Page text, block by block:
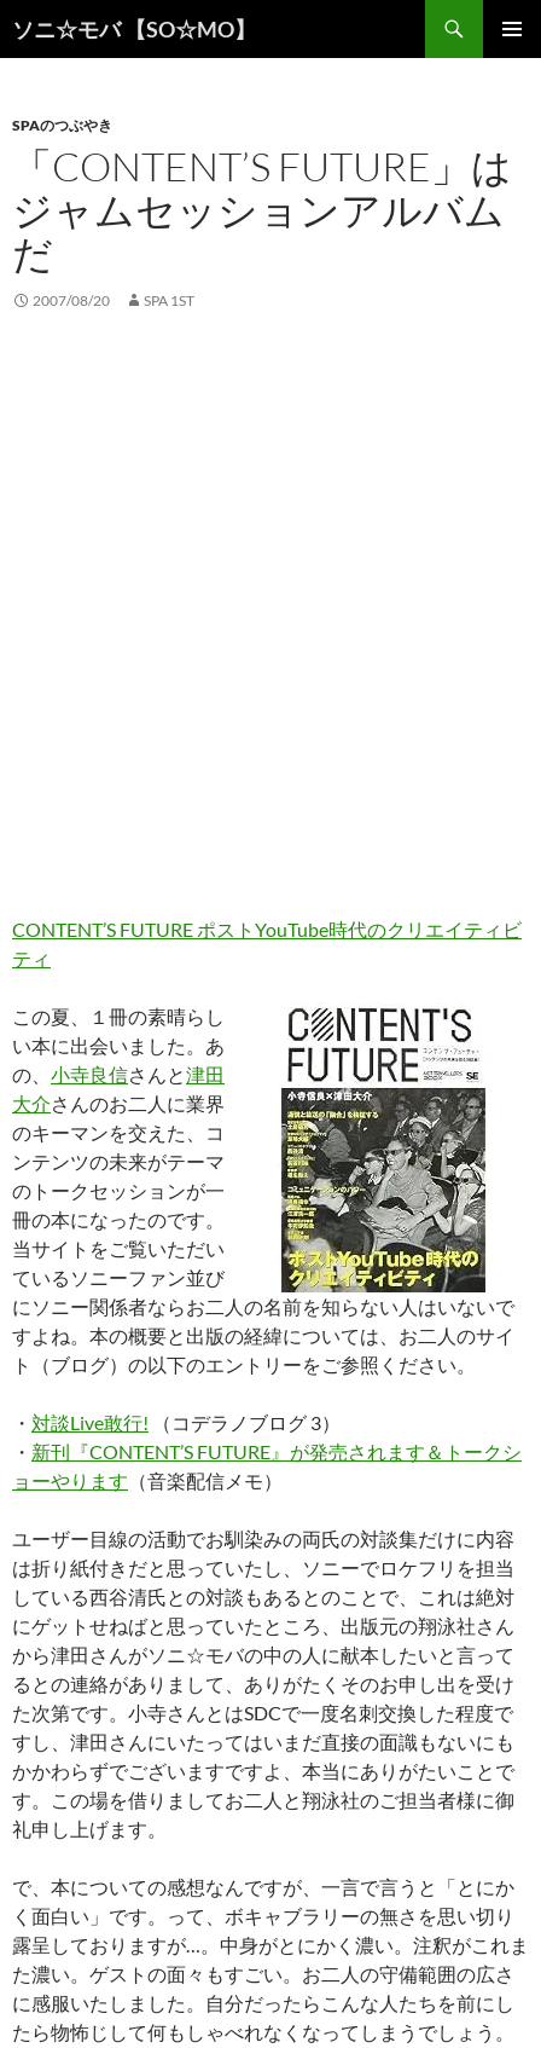
ソニ☆モバ 【SO☆MO】
索
ン
ス
キ
ッ
プ
SPAのつぶやき
「CONTENT’S FUTURE」は
ジャムセッションアルバム
だ
2007/08/20 SPA 1ST
CONTENT’S FUTURE ポストYouTube時代のクリエイティビ
ティ
この夏、１冊の素晴らし
い本に出会いました。あ
の、 小寺良信さんと津田
大介さんのお二人に業界
のキーマンを交えた、コ
ンテンツの未来がテーマ
のトークセッションが一
冊の本になったのです。
当サイトをご覧いただい
ているソニーファン並び
にソニー関係者ならお二人の名前を知らない人はいないで
すよね。本の概要と出版の経緯については、お二人のサイ
ト（ブログ）の以下のエントリーをご参照ください。
・ 対談Live敢行! （コデラノブログ 3）
・ 新刊『CONTENT’S FUTURE』が発売されます＆トークシ
ョーやります （音楽配信メモ）
ユーザー目線の活動でお馴染みの両氏の対談集だけに内容
は折り紙付きだと思っていたし、ソニーでロケフリを担当
している西谷清氏との対談もあるとのことで、これは絶対
にゲットせねばと思っていたところ、出版元の翔泳社さん
から津田さんがソニ☆モバの中の人に献本したいと言って
るとの連絡がありまして、ありがたくそのお申し出を受け
た次第です。小寺さんとはSDCで一度名刺交換した程度で
すし、津田さんにいたってはいまだ直接の面識もないにも
かかわらずでございますですよ、本当にありがたいことで
す。この場を借りましてお二人と翔泳社のご担当者様に御
礼申し上げます。
で、本についての感想なんですが、一言で言うと「とにか
く面白い」です。って、ボキャブラリーの無さを思い切り
露呈しておりますが…。中身がとにかく濃い。注釈がこれま
た濃い。ゲストの面々もすごい。お二人の守備範囲の広さ
に感服いたしました。自分だったらこんな人たちを前にし
たら物怖じして何もしゃべれなくなってしまうでしょう。